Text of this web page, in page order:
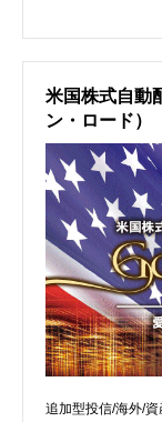
米国株式自動
ン・ロード）
追加型投信/海外/資